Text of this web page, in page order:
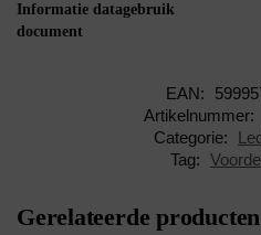
Informatie datagebruik
document
EAN:
Artikelnummer:
Categorie:
Tag:
Gerelateerde producten